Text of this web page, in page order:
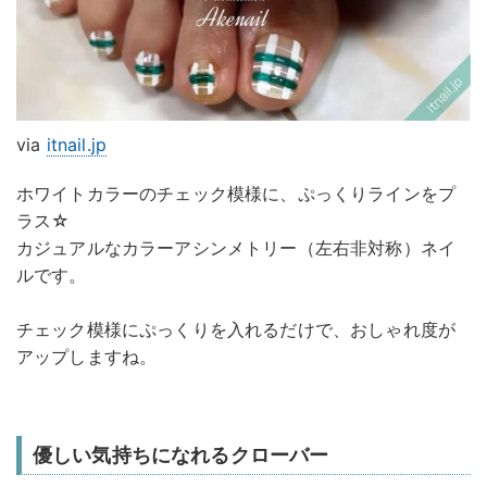
via itnail.jp
ホワイトカラーのチェック模様に、ぷっくりラインをプ
ラス☆
カジュアルなカラーアシンメトリー（左右非対称）ネイ
ルです。
チェック模様にぷっくりを入れるだけで、おしゃれ度が
アップしますね。
優しい気持ちになれるクローバー